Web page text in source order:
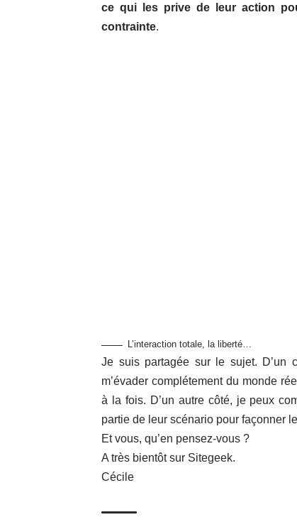
ce qui les prive de leur action
contrainte.
L’interaction totale, la liberté…
Je suis partagée sur le sujet. D’un
m’évader complétement du monde
à la fois. D’un autre côté, je peux
partie de leur scénario pour façonner
Et vous, qu’en pensez-vous ?
A très bientôt sur Sitegeek.
Cécile